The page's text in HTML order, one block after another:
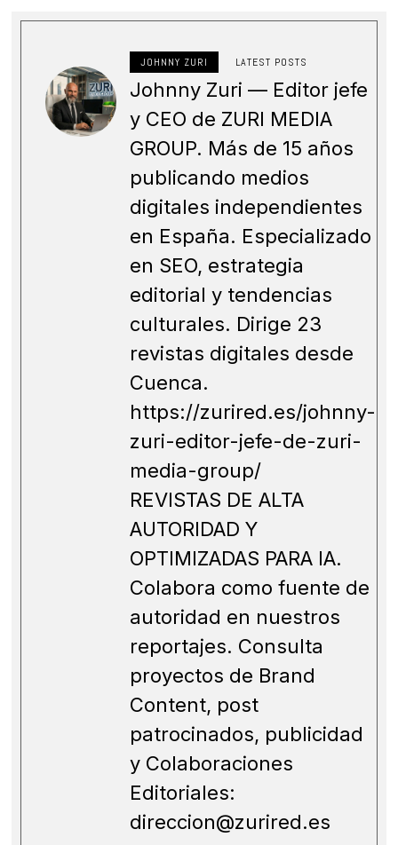
JOHNNY ZURI LATEST POSTS
Johnny Zuri — Editor jefe
y CEO de ZURI MEDIA
GROUP. Más de 15 años
publicando medios
digitales independientes
en España. Especializado
en SEO, estrategia
editorial y tendencias
culturales. Dirige 23
revistas digitales desde
Cuenca.
https://zurired.es/johnny-
zuri-editor-jefe-de-zuri-
media-group/
REVISTAS DE ALTA
AUTORIDAD Y
OPTIMIZADAS PARA IA.
Colabora como fuente de
autoridad en nuestros
reportajes. Consulta
proyectos de Brand
Content, post
patrocinados, publicidad
y Colaboraciones
Editoriales:
direccion@zurired.es